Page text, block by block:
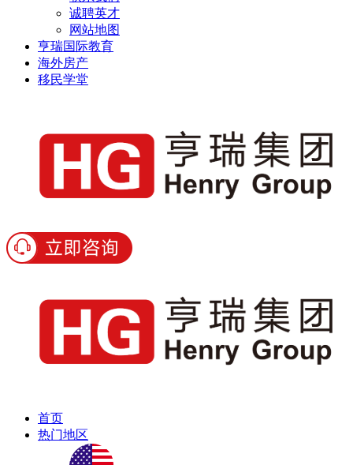
诚聘英才
网站地图
亨瑞国际教育
海外房产
移民学堂
首页
热门地区